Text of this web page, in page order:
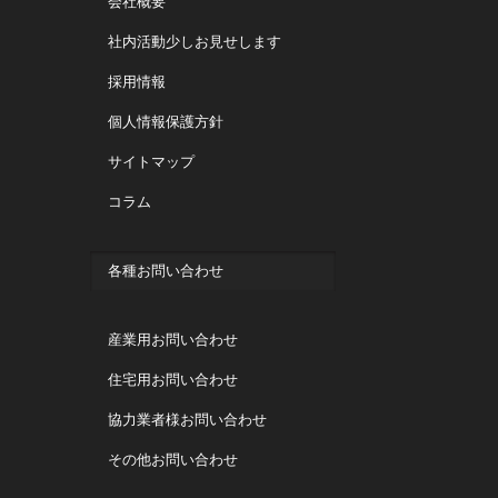
社内活動少しお見せします
採用情報
個人情報保護方針
サイトマップ
コラム
各種お問い合わせ
産業用お問い合わせ
住宅用お問い合わせ
協力業者様お問い合わせ
その他お問い合わせ